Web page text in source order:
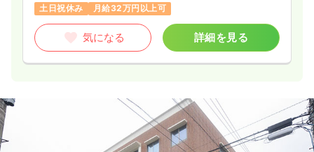
土日祝休み
月給32万円以上可
気になる 詳細を見る